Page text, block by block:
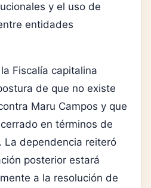
y el uso de
entidades
Fiscalía capitalina
de que no existe
Maru Campos y que
en términos de
La dependencia reiteró
posterior estará
a la resolución de